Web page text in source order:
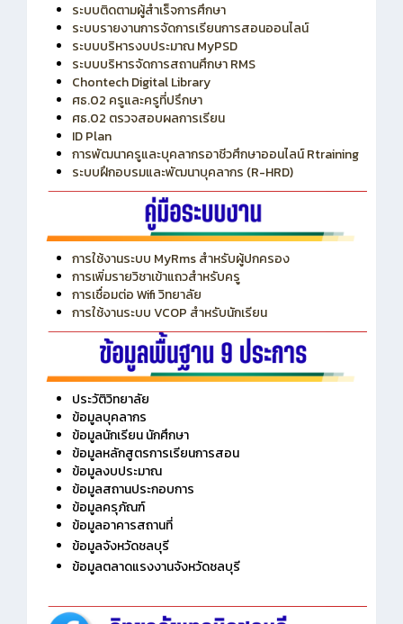
ระบบติดตามผู้สำเร็จการศึกษา
ระบบรายงานการจัดการเรียนการสอนออนไลน์
ระบบบริหารงบประมาณ MyPSD
ระบบบริหารจัดการสถานศึกษา RMS
Chontech Digital Library
ศธ.02 ครูและครูที่ปรึกษา
ศธ.02 ตรวจสอบผลการเรียน
ID Plan
การพัฒนาครูและบุคลากรอาชีวศึกษาออนไลน์ Rtraining
ระบบฝึกอบรมและพัฒนาบุคลากร (R-HRD)
การใช้งานระบบ MyRms สำหรับผู้ปกครอง
การเพิ่มรายวิชาเข้าแถวสำหรับครู
การเชื่อมต่อ Wifi วิทยาลัย
การใช้งานระบบ VCOP สำหรับนักเรียน
ประวัติวิทยาลัย
ข้อมูลบุคลากร
ข้อมูลนักเรียน นักศึกษา
ข้อมูลหลักสูตรการเรียนการสอน
ข้อมูลงบประมาณ
ข้อมูลสถานประกอบการ
ข้อมูลครุภัณฑ์
ข้อมูลอาคารสถานที่
ข้อมูลจังหวัดชลบุรี
ข้อมูลตลาดแรงงานจังหวัดชลบุรี